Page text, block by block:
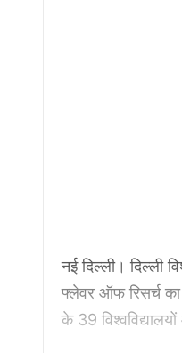
नई दिल्ली। दिल्ली
फ्लेवर ऑफ रिसर्च
के 39